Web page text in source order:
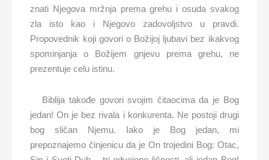
znati Njegova mržnja prema grehu i osuda svakog
zla isto kao i Njegovo zadovoljstvo u pravdi.
Propovednik koji govori o Božijoj ljubavi bez ikakvog
spominjanja o Božijem gnjevu prema grehu, ne
prezentuje celu istinu.
Biblija takođe govori svojim čitaocima da je Bog
jedan! On je bez rivala i konkurenta. Ne postoji drugi
bog sličan Njemu. Iako je Bog jedan, mi
prepoznajemo činjenicu da je On trojedini Bog: Otac,